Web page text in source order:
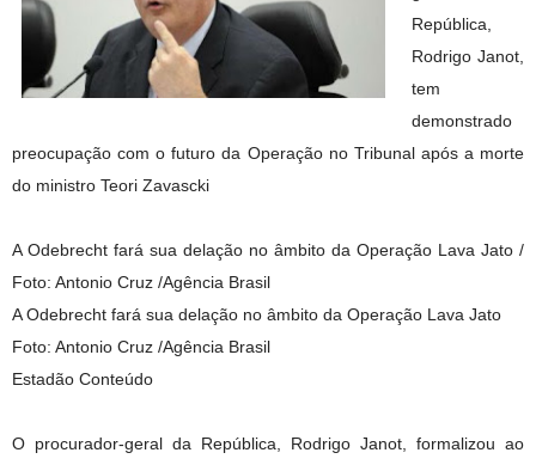
República,
Rodrigo Janot,
tem
demonstrado
preocupação com o futuro da Operação no Tribunal após a morte
do ministro Teori Zavascki
A Odebrecht fará sua delação no âmbito da Operação Lava Jato /
Foto: Antonio Cruz /Agência Brasil
A Odebrecht fará sua delação no âmbito da Operação Lava Jato
Foto: Antonio Cruz /Agência Brasil
Estadão Conteúdo
O procurador-geral da República, Rodrigo Janot, formalizou ao